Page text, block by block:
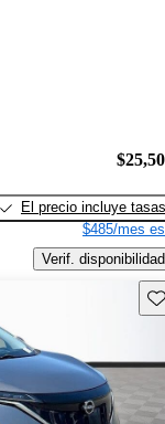
El precio incluye tasas
$485/mes
Verif. disponibilidad